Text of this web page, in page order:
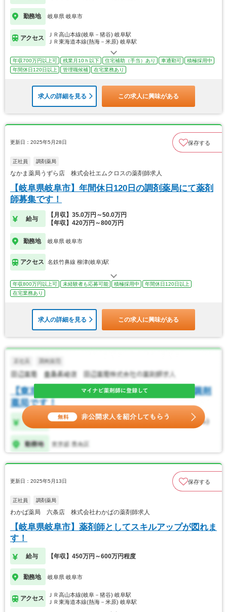
勤務地 岐阜県 岐阜市
アクセス
ＪＲ高山本線(岐阜－猪谷) 岐阜駅
ＪＲ東海道本線(熱海－米原) 岐阜駅
年収700万円以上可 残業月10ｈ以下 住宅補助（手当）あり 車通勤可
積極採用中
年間休日120日以上
管理職候補 在宅業務あり
求人の詳細を見る この求人に興味がある
更新日：2025年5月28日 保存する
正社員 調剤薬局
なかま薬局うずら店 株式会社エムクロスの薬剤師求人
【岐阜県岐阜市】年間休日120日の調剤薬局にて薬剤
師募集です！
給与
【月収】35.0万円～50.0万円
【年収】420万円～800万円
勤務地 岐阜県 岐阜市
アクセス 名鉄竹鼻線 柳津(岐阜)駅
年収800万円以上可 未経験者も応募可能 積極採用中
年間休日120日以上
在宅業務あり
求人の詳細を見る この求人に興味がある
更新日：2025年5月13日 保存する
正社員 調剤薬局
わかば薬局 六条店 株式会社わかばの薬剤師求人
【岐阜県岐阜市】薬剤師としてスキルアップが図れま
す！
給与 【年収】450万円～600万円程度
勤務地 岐阜県 岐阜市
アクセス
ＪＲ高山本線(岐阜－猪谷) 岐阜駅
ＪＲ東海道本線(熱海－米原) 岐阜駅